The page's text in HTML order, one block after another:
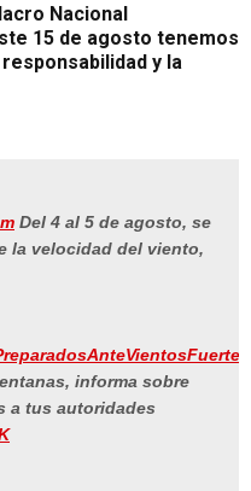
Nacional
15 de agosto tenemos
y la
Del 4 al 5 de agosto, se
la velocidad del viento,
informa sobre
a tus autoridades